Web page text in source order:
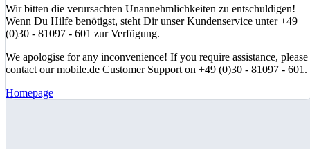
Wir bitten die verursachten Unannehmlichkeiten zu entschuldigen!
Wenn Du Hilfe benötigst, steht Dir unser Kundenservice unter +49
(0)30 - 81097 - 601 zur Verfügung.
We apologise for any inconvenience! If you require assistance, please
contact our mobile.de Customer Support on +49 (0)30 - 81097 - 601.
Homepage